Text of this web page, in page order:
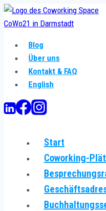
Zum
Inhalt
Blog
Über uns
Kontakt & FAQ
English
Start
Coworking-